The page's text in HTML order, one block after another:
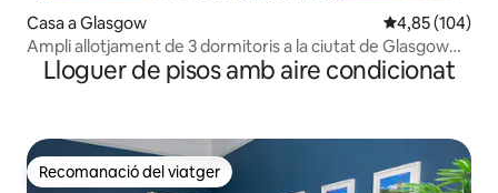
Casa a Glasgow 4,85 de
4,85 (104)
Ampli allotjament de 3 dormitoris a la ciutat de Glasgow
(aparcament gratuït)
Lloguer de pisos amb aire condicionat
Recomanació del viatger
Recomanació del viatger